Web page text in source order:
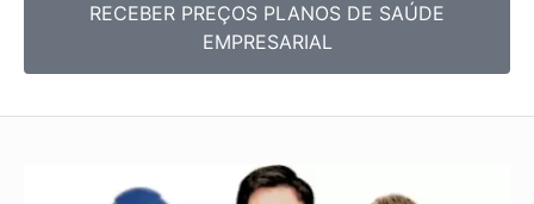
RECEBER PREÇOS PLANOS DE SAÚDE
EMPRESARIAL